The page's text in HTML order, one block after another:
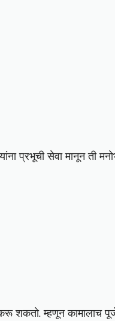
प्रभूची सेवा मानून ती
करू शकतो. म्हणून कामालाच